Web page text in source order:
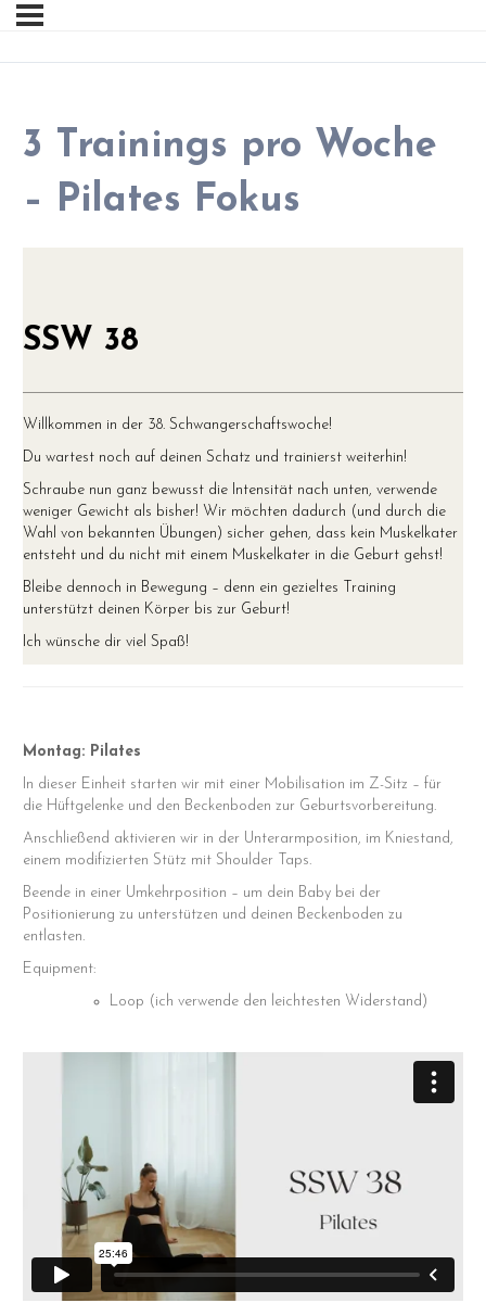
3 Trainings pro Woche
– Pilates Fokus
SSW 38
Willkommen in der 38. Schwangerschaftswoche!
Du wartest noch auf deinen Schatz und trainierst weiterhin!
Schraube nun ganz bewusst die Intensität nach unten, verwende
weniger Gewicht als bisher! Wir möchten dadurch (und durch die
Wahl von bekannten Übungen) sicher gehen, dass kein Muskelkater
entsteht und du nicht mit einem Muskelkater in die Geburt gehst!
Bleibe dennoch in Bewegung – denn ein gezieltes Training
unterstützt deinen Körper bis zur Geburt!
Ich wünsche dir viel Spaß!
Montag: Pilates
In dieser Einheit starten wir mit einer Mobilisation im Z-Sitz – für
die Hüftgelenke und den Beckenboden zur Geburtsvorbereitung.
Anschließend aktivieren wir in der Unterarmposition, im Kniestand,
einem modifizierten Stütz mit Shoulder Taps.
Beende in einer Umkehrposition – um dein Baby bei der
Positionierung zu unterstützen und deinen Beckenboden zu
entlasten.
Equipment:
Loop (ich verwende den leichtesten Widerstand)